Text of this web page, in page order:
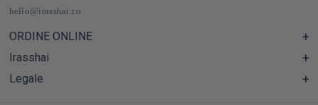
hello@irasshai.co
ORDINE ONLINE
Centro assistenza e Domande frequenti
Consegna e spese di spedizione in Francia e in Europa
Irasshai
Orari di apertura al numero 40 di rue du Louvre, Parigi
Legale